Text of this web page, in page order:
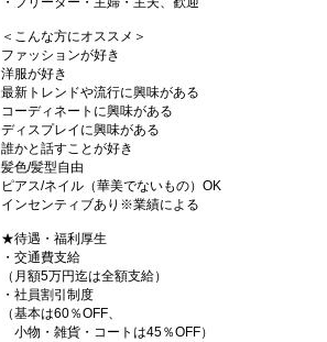
＜こんな方にオススメ＞
ファッションが好き
洋服が好き
最新トレンドや流行に興味がある
コーディネートに興味がある
ディスプレイに興味がある
誰かと話すことが好き
髪色/髪型自由
ピアス/ネイル（華美でないもの）OK
インセンティブあり※業績による
★待遇・福利厚生
・交通費支給
（月額5万円迄は全額支給）
・社員割引制度
（基本は60％OFF、
小物・雑貨・コートは45％OFF）